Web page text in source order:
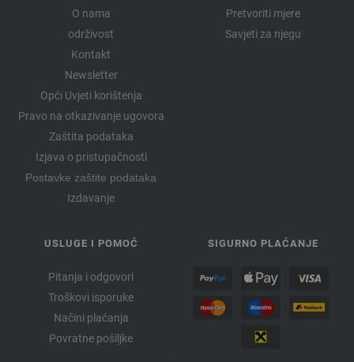
O nama
održivost
Kontakt
Newsletter
Opći Uvjeti korištenja
Pravo na otkazivanje ugovora
Zaštita podataka
Izjava o pristupačnosti
Postavke zaštite podataka
Izdavanje
Pretvoriti mjere
Savjeti za njegu
USLUGE I POMOĆ
Pitanja i odgovori
Troškovi isporuke
Načini plaćanja
Povratne pošiljke
SIGURNO PLAĆANJE